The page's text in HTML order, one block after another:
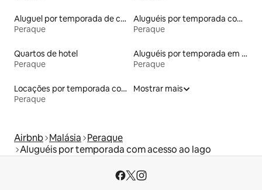
Aluguel por temporada de casas de hóspedes
Peraque
Aluguéis por temporada com sauna
Peraque
Quartos de hotel
Peraque
Aluguéis por temporada em hotéis-fazenda
Peraque
Locações por temporada com piscina
Peraque
Mostrar mais
Airbnb Malásia Peraque
Aluguéis por temporada com acesso ao lago